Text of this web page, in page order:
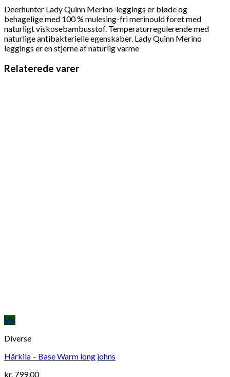
Deerhunter Lady Quinn Merino-leggings er bløde og
behagelige med 100 % mulesing-fri merinould foret med
naturligt viskosebambusstof. Temperaturregulerende med
naturlige antibakterielle egenskaber. Lady Quinn Merino
leggings er en stjerne af naturlig varme
Relaterede varer
Vis
Diverse
Härkila – Base Warm long johns
kr. 799,00